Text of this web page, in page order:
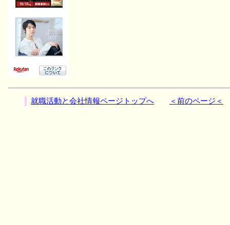
就職活動と会社情報ページトップへ ＜前のページ＜